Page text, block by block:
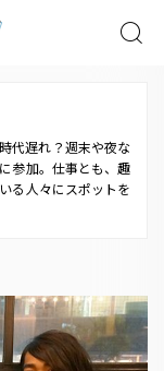
代遅れ？週末や夜な
参加。仕事とも、趣
る人々にスポットを